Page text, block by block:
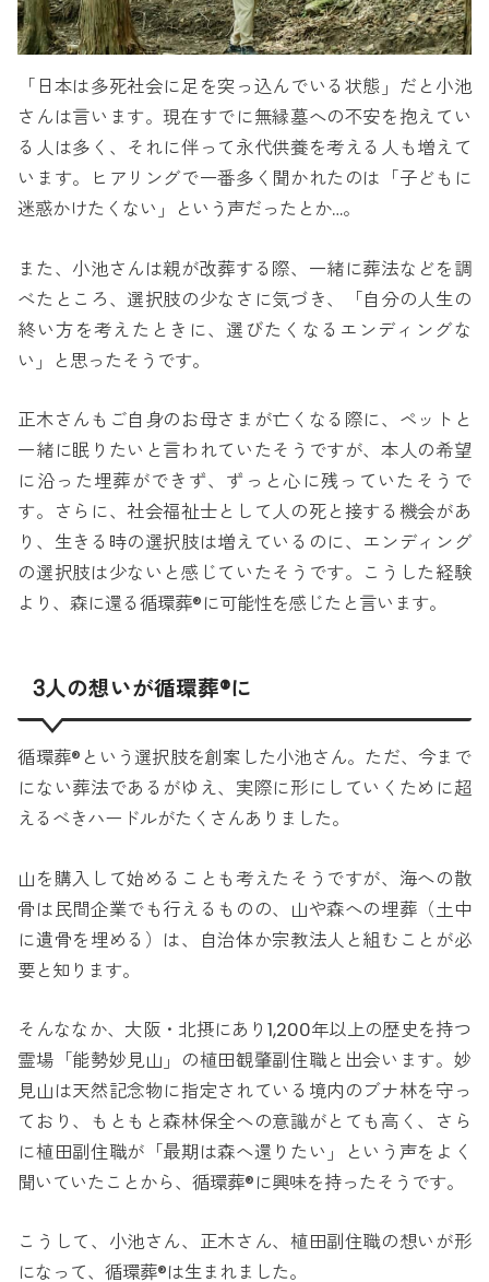
「日本は多死社会に足を突っ込んでいる状態」だと小池
さんは言います。現在すでに無縁墓への不安を抱えてい
る人は多く、それに伴って永代供養を考える人も増えて
います。ヒアリングで一番多く聞かれたのは「子どもに
迷惑かけたくない」という声だったとか…。
また、小池さんは親が改葬する際、一緒に葬法などを調
べたところ、選択肢の少なさに気づき、「自分の人生の
終い方を考えたときに、選びたくなるエンディングな
い」と思ったそうです。
正木さんもご自身のお母さまが亡くなる際に、ペットと
一緒に眠りたいと言われていたそうですが、本人の希望
に沿った埋葬ができず、ずっと心に残っていたそうで
す。さらに、社会福祉士として人の死と接する機会があ
り、生きる時の選択肢は増えているのに、エンディング
の選択肢は少ないと感じていたそうです。こうした経験
より、森に還る循環葬®に可能性を感じたと言います。
3人の想いが循環葬®に
循環葬®という選択肢を創案した小池さん。ただ、今まで
にない葬法であるがゆえ、実際に形にしていくために超
えるべきハードルがたくさんありました。
山を購入して始めることも考えたそうですが、海への散
骨は民間企業でも行えるものの、山や森への埋葬（土中
に遺骨を埋める）は、自治体か宗教法人と組むことが必
要と知ります。
そんななか、大阪・北摂にあり1,200年以上の歴史を持つ
霊場「能勢妙見山」の植田観肇副住職と出会います。妙
見山は天然記念物に指定されている境内のブナ林を守っ
ており、もともと森林保全への意識がとても高く、さら
に植田副住職が「最期は森へ還りたい」という声をよく
聞いていたことから、循環葬®に興味を持ったそうです。
こうして、小池さん、正木さん、植田副住職の想いが形
になって、循環葬®は生まれました。